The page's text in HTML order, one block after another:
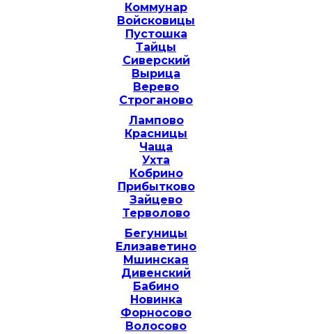
Коммунар
Войсковицы
Пустошка
Тайцы
Сиверский
Вырица
Верево
Строганово
Лампово
Красницы
Чаща
Ухта
Кобрино
Прибытково
Зайцево
Терволово
Бегуницы
Елизаветино
Мшинская
Дивенский
Бабино
Новинка
Форносово
Волосово